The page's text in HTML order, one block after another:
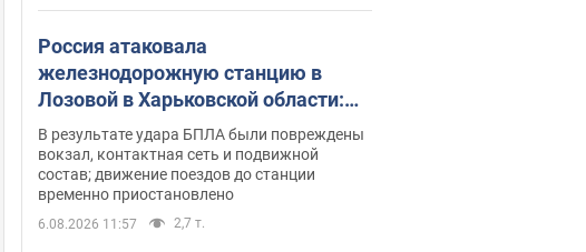
Россия атаковала
железнодорожную станцию в
Лозовой в Харьковской области:
есть погибшие и раненые
В результате удара БПЛА были повреждены
вокзал, контактная сеть и подвижной
состав; движение поездов до станции
временно приостановлено
6.08.2026 11:57 2,7 т.